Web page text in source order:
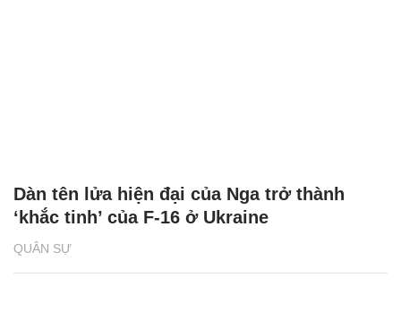
QUÂN SỰ
Dàn tên lửa hiện đại của Nga trở thành
‘khắc tinh’ của F-16 ở Ukraine